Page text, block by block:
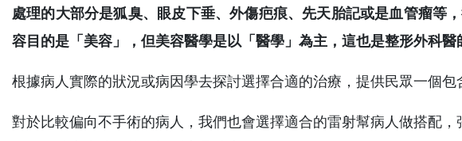
處理的大部分是狐臭、眼皮下垂、外傷疤痕、先天胎記或是血管瘤
容目的是「美容」，但美容醫學是以「醫學」為主，這也是整形外科醫
根據病人實際的狀況或病因學去探討選擇合適的治療，提供民眾一個
對於比較偏向不手術的病人，我們也會選擇適合的雷射幫病人做搭配，